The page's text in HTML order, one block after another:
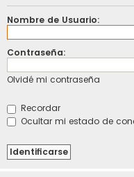
Nombre de Usuario:
Contraseña:
Olvidé mi contraseña
Recordar
Ocultar mi estado de